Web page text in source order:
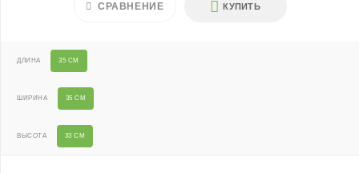
КУПИТЬ
СРАВНЕНИЕ
ДЛИНА 35 СМ
ШИРИНА 35 СМ
ВЫСОТА 33 СМ